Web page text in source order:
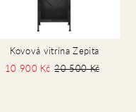
Kovová vitrína Zepita
10 900 Kč 20 500 Kč